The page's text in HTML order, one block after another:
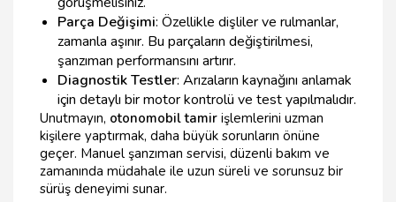
Parça Değişimi: Özellikle dişliler ve rulmanlar,
zamanla aşınır. Bu parçaların değiştirilmesi,
şanzıman performansını artırır.
Diagnostik Testler: Arızaların kaynağını anlamak
için detaylı bir motor kontrolü ve test yapılmalıdır.
Unutmayın, otonomobil tamir işlemlerini uzman
kişilere yaptırmak, daha büyük sorunların önüne
geçer. Manuel şanzıman servisi, düzenli bakım ve
zamanında müdahale ile uzun süreli ve sorunsuz bir
sürüş deneyimi sunar.